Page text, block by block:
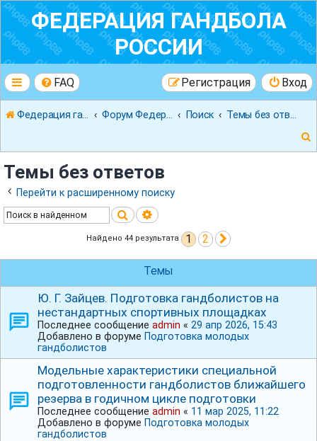
ФЕДЕРАЦИЯ ГАНДБОЛА
РОССИИ
FAQ Вход
Регистрация
Федерация гандбола России Поиск
Темы без ответов
Перейти к расширенному поиску
ПоискРасширенный поиск
Найдено 44 результата 1 2
Темы
Ю. Г. Зайцев. Подготовка гандболистов на
нестандартных спортивных площадках
Последнее сообщение admin « 29 апр 2026, 15:43
Добавлено в форуме Подготовка молодых
гандболистов
Модельные характеристики специальной
подготовленности гандболистов ближайшего
резерва в годичном цикле подготовки
Последнее сообщение admin « 11 мар 2025, 11:22
Добавлено в форуме Подготовка молодых
гандболистов